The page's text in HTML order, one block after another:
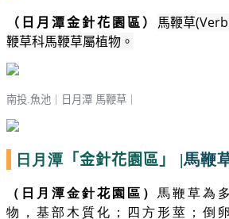
（日月潭金針花園區） 馬鞭草
鞭草科馬鞭草屬植物。
南投.魚池｜ 日月潭 馬鞭草
日月潭 「金針花園區」 |馬鞭
（日月潭金針花園區） 馬鞭草為
物，基部木質化；四方形莖；倒